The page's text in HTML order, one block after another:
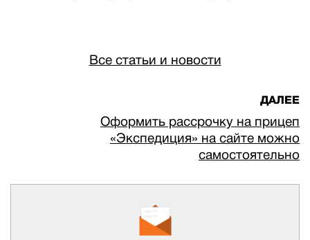
Все статьи и новости
ДАЛЕЕ
Оформить рассрочку на прицеп
«Экспедиция» на сайте можно
самостоятельно